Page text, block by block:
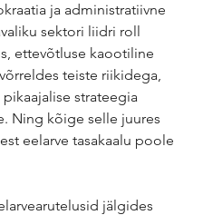
ja administratiivne
sektori liidri roll
ettevõtluse kaootiline
teiste riikidega,
strateegia
Ning kõige selle juures
eelarve tasakaalu poole
jälgides